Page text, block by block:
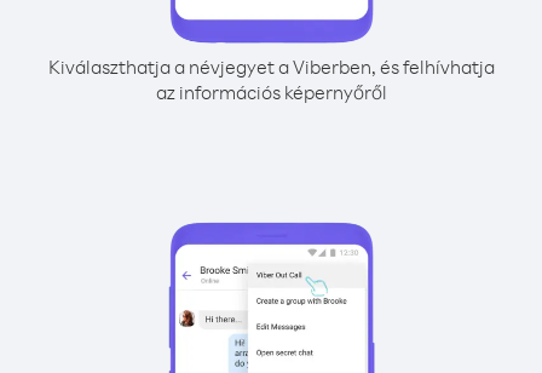
Kiválaszthatja a névjegyet a Viberben, és felhívhatja
az információs képernyőről